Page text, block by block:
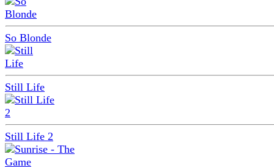
So Blonde
Still Life
Still Life 2